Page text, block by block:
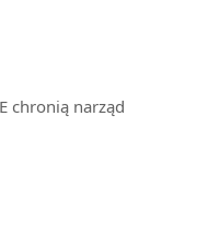
chronią narząd